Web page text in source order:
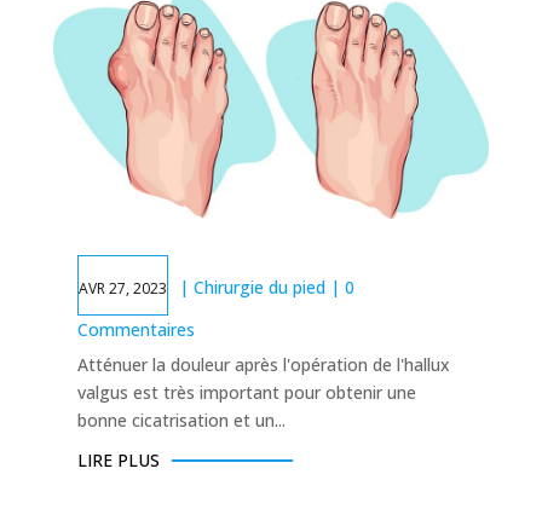
AVR 27, 2023 | Chirurgie du pied| 0
Commentaires
Atténuer la douleur après l'opération de l'hallux
valgus est très important pour obtenir une
bonne cicatrisation et un...
LIRE PLUS